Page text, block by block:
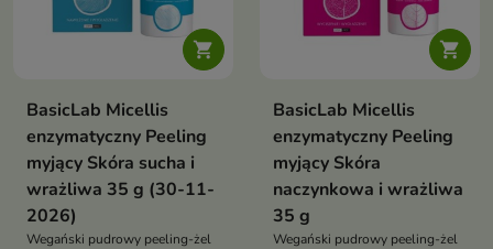

BasicLab Micellis
enzymatyczny Peeling
myjący Skóra sucha i
wrażliwa 35 g (30-11-
2026)
Wegański pudrowy peeling-żel

BasicLab Micellis
enzymatyczny Peeling
myjący Skóra
naczynkowa i wrażliwa
35 g
Wegański pudrowy peeling-żel